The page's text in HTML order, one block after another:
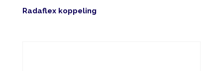
Radaflex koppeling